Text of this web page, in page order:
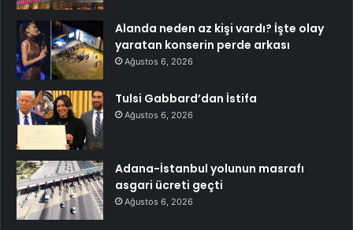
Alanda neden az kişi vardı? İşte olay
yaratan konserin perde arkası
Ağustos 6, 2026
Tulsi Gabbard’dan İstifa
Ağustos 6, 2026
Adana-İstanbul yolunun masrafı
asgari ücreti geçti
Ağustos 6, 2026